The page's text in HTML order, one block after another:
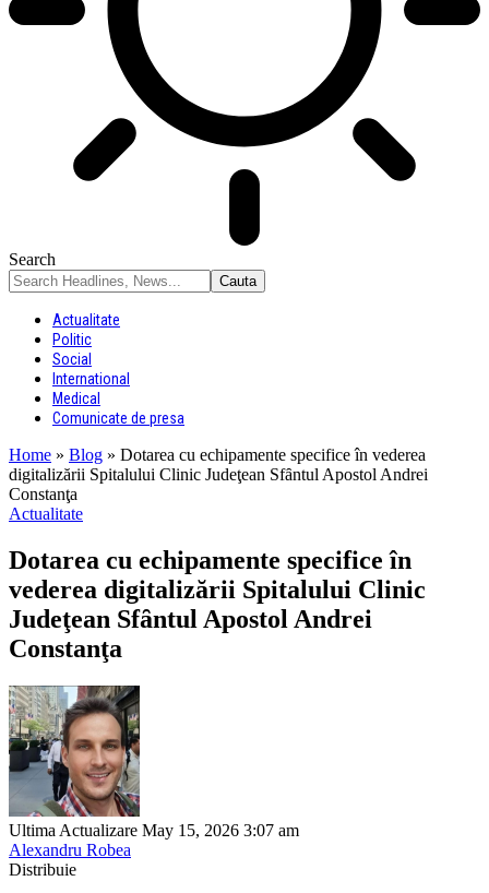
Search
Actualitate
Politic
Social
International
Medical
Comunicate de presa
Home » Blog » Dotarea cu echipamente specifice în vederea
digitalizării Spitalului Clinic Judeţean Sfȃntul Apostol Andrei
Constanţa
Actualitate
Dotarea cu echipamente specifice în
vederea digitalizării Spitalului Clinic
Judeţean Sfȃntul Apostol Andrei
Constanţa
Ultima Actualizare May 15, 2026 3:07 am
Alexandru Robea
Distribuie